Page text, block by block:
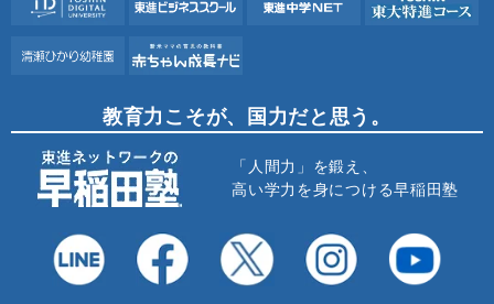
教育力こそが、国力だと思う。
「人間力」を鍛え、
高い学力を身につける早稲田塾